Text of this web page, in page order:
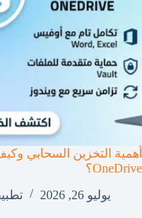
OneDrive؟
يوليو 26, 2026